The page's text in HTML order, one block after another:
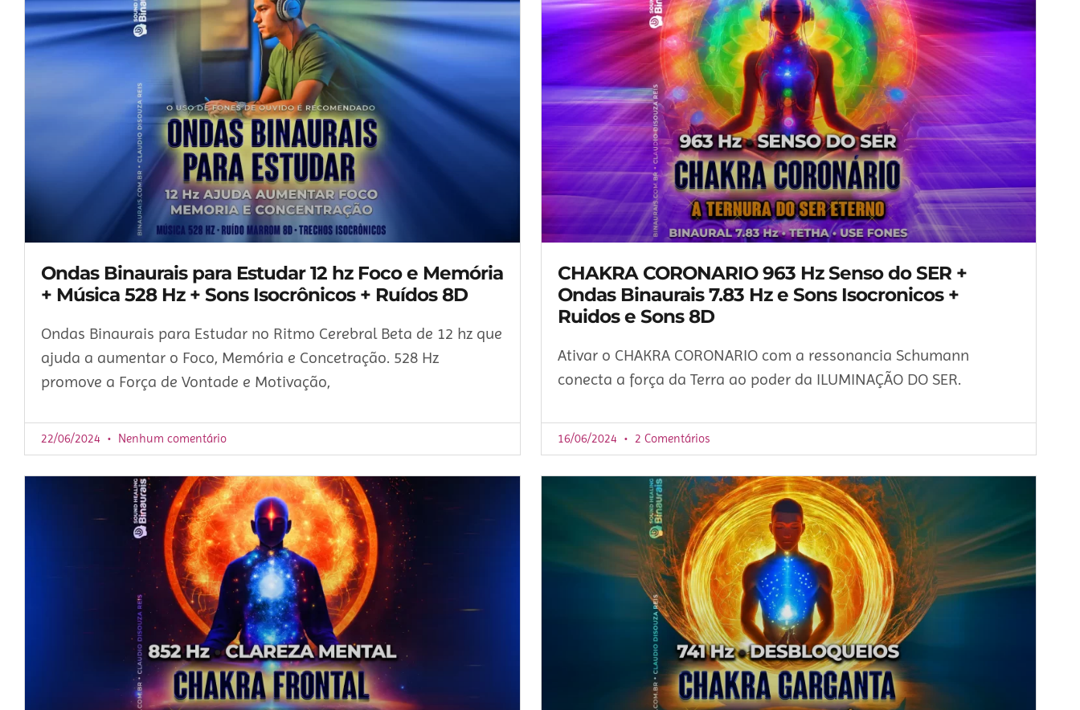
Ondas Binaurais para Estudar 12 hz Foco e Memória
+ Música 528 Hz + Sons Isocrônicos + Ruídos 8D
Ondas Binaurais para Estudar no Ritmo Cerebral Beta de 12 hz que
ajuda a aumentar o Foco, Memória e Concetração. 528 Hz
promove a Força de Vontade e Motivação,
22/06/2024 Nenhum comentário
CHAKRA CORONARIO 963 Hz Senso do SER +
Ondas Binaurais 7.83 Hz e Sons Isocronicos +
Ruidos e Sons 8D
Ativar o CHAKRA CORONARIO com a ressonancia Schumann
conecta a força da Terra ao poder da ILUMINAÇÃO DO SER.
16/06/2024 2 Comentários